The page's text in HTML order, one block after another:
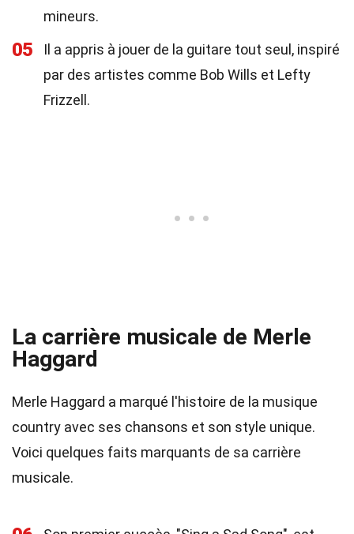
mineurs.
05
Il a appris à jouer de la guitare tout seul, inspiré
par des artistes comme Bob Wills et Lefty
Frizzell.
La carrière musicale de Merle
Haggard
Merle Haggard a marqué l'histoire de la musique
country avec ses chansons et son style unique.
Voici quelques faits marquants de sa carrière
musicale.